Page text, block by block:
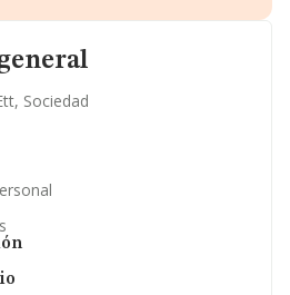
Sociedad
publicados sobre la empresa.
registral complementaria.